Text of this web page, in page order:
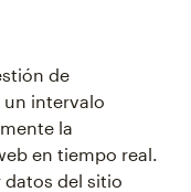
de
intervalo
la
en tiempo real.
datos del sitio